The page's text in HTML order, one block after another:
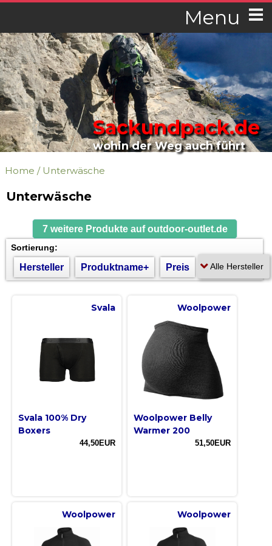
Menu
Sackundpack.de
wohin der Weg auch führt
Home / Unterwäsche
Unterwäsche
7 weitere Produkte auf outdoor-outlet.de
Sortierung:
Hersteller Produktname+ Preis
Svala
Svala 100% Dry
Boxers
44,50EUR
Woolpower
Woolpower Belly
Warmer 200
51,50EUR
Woolpower Woolpower